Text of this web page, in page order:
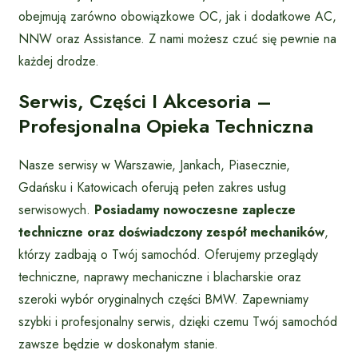
obejmują zarówno obowiązkowe OC, jak i dodatkowe AC,
NNW oraz Assistance. Z nami możesz czuć się pewnie na
każdej drodze.
Serwis, Części I Akcesoria –
Profesjonalna Opieka Techniczna
Nasze serwisy w Warszawie, Jankach, Piasecznie,
Gdańsku i Katowicach oferują pełen zakres usług
serwisowych. Posiadamy nowoczesne zaplecze
techniczne oraz doświadczony zespół mechaników,
którzy zadbają o Twój samochód. Oferujemy przeglądy
techniczne, naprawy mechaniczne i blacharskie oraz
szeroki wybór oryginalnych części BMW. Zapewniamy
szybki i profesjonalny serwis, dzięki czemu Twój samochód
zawsze będzie w doskonałym stanie.